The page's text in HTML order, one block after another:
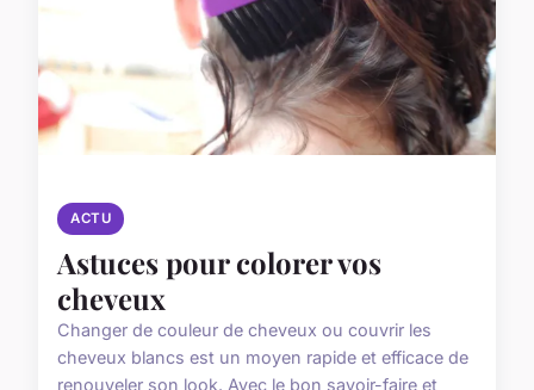
ACTU
Astuces pour colorer vos
cheveux
Changer de couleur de cheveux ou couvrir les
cheveux blancs est un moyen rapide et efficace de
renouveler son look. Avec le bon savoir-faire et